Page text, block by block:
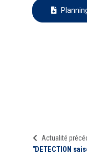
Actualité
"DETECTION